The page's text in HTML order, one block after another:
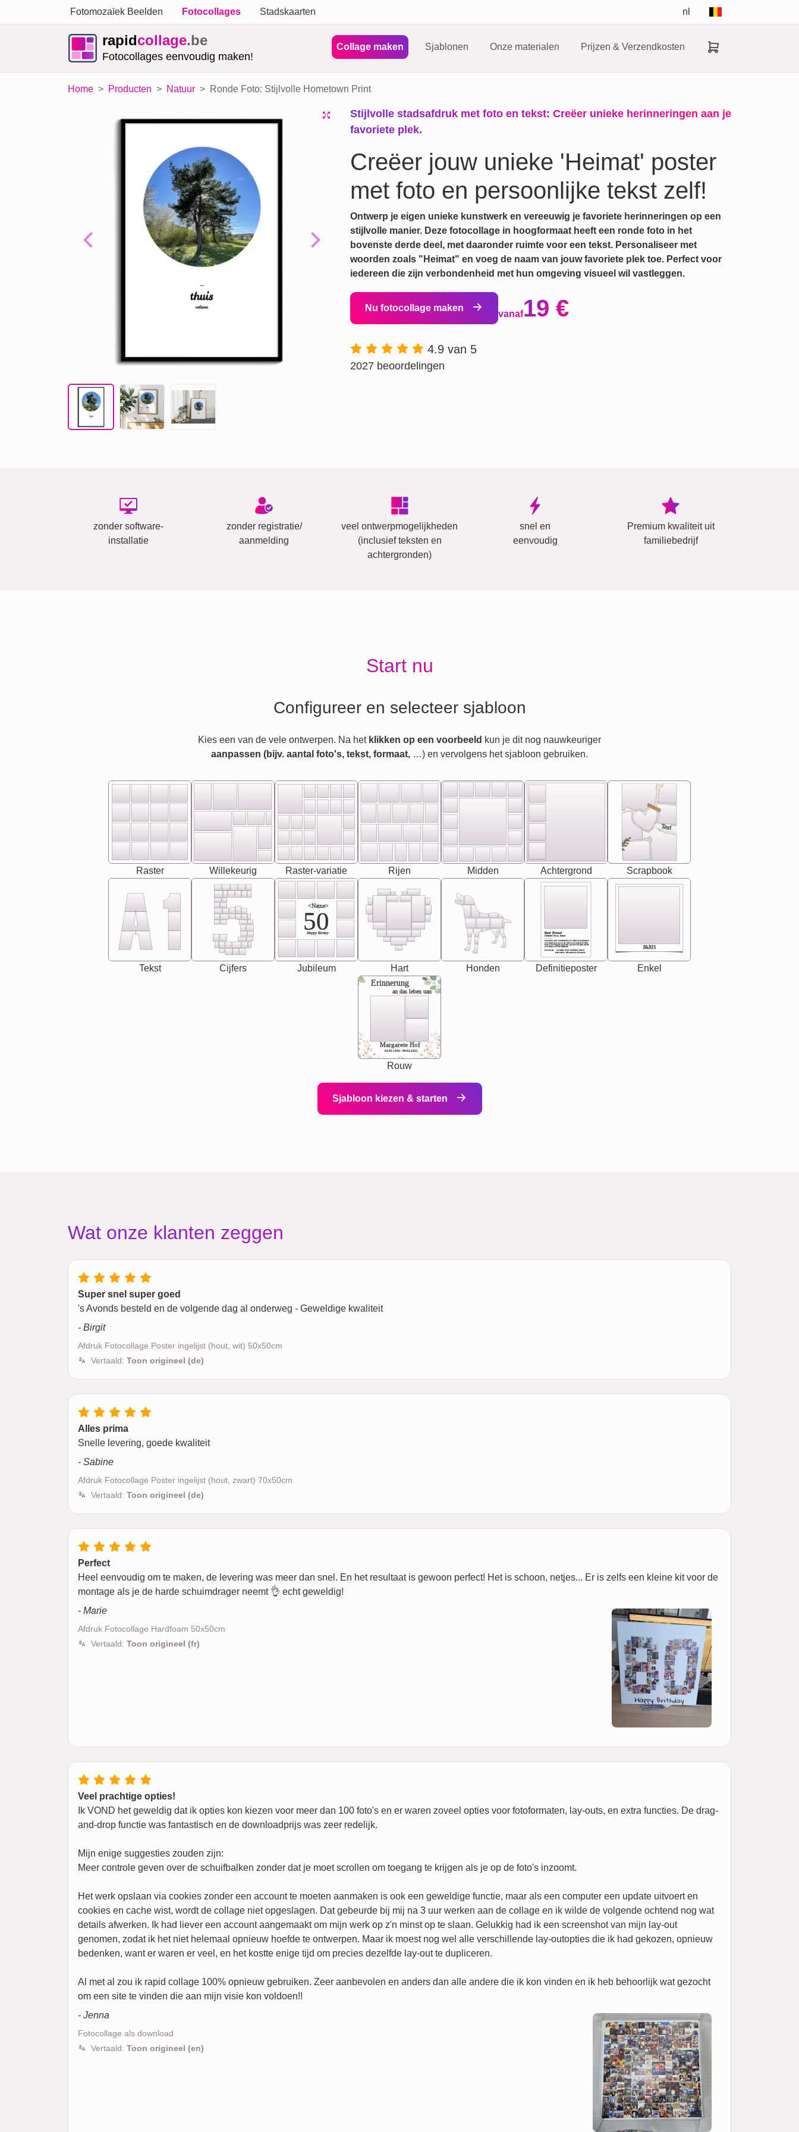
Fotomozaïek Beelden Fotocollages Stadskaarten nl
rapidcollage.be
Fotocollages eenvoudig maken!
Collage maken Sjablonen Onze materialen Prijzen & Verzendkosten
Home Producten Natuur Ronde Foto: Stijlvolle Hometown Print
Previous Next
Stijlvolle stadsafdruk met foto en tekst: Creëer unieke herinneringen aan je
favoriete plek.
Creëer jouw unieke 'Heimat' poster
met foto en persoonlijke tekst zelf!
Ontwerp je eigen unieke kunstwerk en vereeuwig je favoriete herinneringen op een
stijlvolle manier. Deze fotocollage in hoogformaat heeft een ronde foto in het
bovenste derde deel, met daaronder ruimte voor een tekst. Personaliseer met
woorden zoals "Heimat" en voeg de naam van jouw favoriete plek toe. Perfect voor
iedereen die zijn verbondenheid met hun omgeving visueel wil vastleggen.
Nu fotocollage maken
vanaf19 €
4.9 van 5
2027 beoordelingen
zonder software-
installatie
zonder registratie/
aanmelding
veel ontwerpmogelijkheden
(inclusief teksten en
achtergronden)
snel en
eenvoudig
Premium kwaliteit uit
familiebedrijf
Start nu
Configureer en selecteer sjabloon
Kies een van de vele ontwerpen. Na het klikken op een voorbeeld kun je dit nog nauwkeuriger
aanpassen (bijv. aantal foto's, tekst, formaat, …) en vervolgens het sjabloon gebruiken.
Raster Willekeurig Raster-variatie Rijen Midden Achtergrond
Text
Scrapbook
Tekst Cijfers
<Name>
50
-Happy Birday-
Jubileum Hart Honden
Best Friend
[<NAME>] Noun, feminie
Synonyms: Soulmate, closet confidante, sister at
heart person, life partner in adventure.
The person who understands you without explanation
you accepts just as you are. She's your partner in life's,
chaos your biggest supporter, and the one with whom
you share your best memories.
Definitieposter
PARIS
Enkel
Erinnerung
an das leben uan
Margarete Hof
02.05.1940 - 08.04.2021
Rouw
Sjabloon kiezen & starten
Wat onze klanten zeggen
Super snel super goed
's Avonds besteld en de volgende dag al onderweg - Geweldige kwaliteit
- Birgit
Afdruk Fotocollage Poster ingelijst (hout, wit) 50x50cm
Vertaald: Toon origineel (de)
Alles prima
Snelle levering, goede kwaliteit
- Sabine
Afdruk Fotocollage Poster ingelijst (hout, zwart) 70x50cm
Vertaald: Toon origineel (de)
Perfect
Heel eenvoudig om te maken, de levering was meer dan snel. En het resultaat is gewoon perfect! Het is schoon, netjes... Er is zelfs een kleine kit voor de
montage als je de harde schuimdrager neemt 👌 echt geweldig!
- Marie
Afdruk Fotocollage Hardfoam 50x50cm
Vertaald: Toon origineel (fr)
Veel prachtige opties!
Ik VOND het geweldig dat ik opties kon kiezen voor meer dan 100 foto's en er waren zoveel opties voor fotoformaten, lay-outs, en extra functies. De drag-
and-drop functie was fantastisch en de downloadprijs was zeer redelijk.
Mijn enige suggesties zouden zijn:
Meer controle geven over de schuifbalken zonder dat je moet scrollen om toegang te krijgen als je op de foto's inzoomt.
Het werk opslaan via cookies zonder een account te moeten aanmaken is ook een geweldige functie, maar als een computer een update uitvoert en
cookies en cache wist, wordt de collage niet opgeslagen. Dat gebeurde bij mij na 3 uur werken aan de collage en ik wilde de volgende ochtend nog wat
details afwerken. Ik had liever een account aangemaakt om mijn werk op z'n minst op te slaan. Gelukkig had ik een screenshot van mijn lay-out
genomen, zodat ik het niet helemaal opnieuw hoefde te ontwerpen. Maar ik moest nog wel alle verschillende lay-outopties die ik had gekozen, opnieuw
bedenken, want er waren er veel, en het kostte enige tijd om precies dezelfde lay-out te dupliceren.
Al met al zou ik rapid collage 100% opnieuw gebruiken. Zeer aanbevolen en anders dan alle andere die ik kon vinden en ik heb behoorlijk wat gezocht
om een site te vinden die aan mijn visie kon voldoen!!
- Jenna
Fotocollage als download
Vertaald: Toon origineel (en)